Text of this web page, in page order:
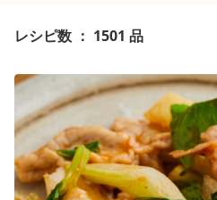
レシピ数 ： 1501 品